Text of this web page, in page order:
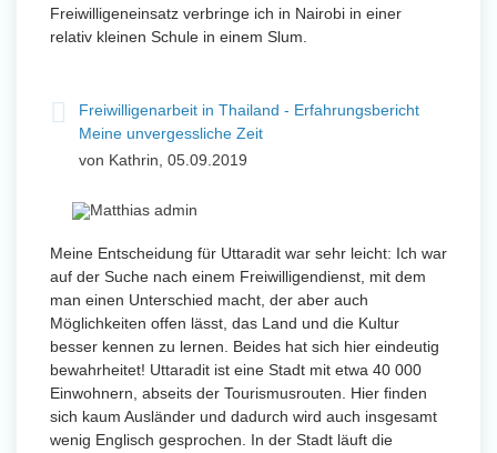
Freiwilligeneinsatz verbringe ich in Nairobi in einer
relativ kleinen Schule in einem Slum.
Freiwilligenarbeit in Thailand - Erfahrungsbericht
Meine unvergessliche Zeit
von Kathrin, 05.09.2019
Meine Entscheidung für Uttaradit war sehr leicht: Ich war
auf der Suche nach einem Freiwilligendienst, mit dem
man einen Unterschied macht, der aber auch
Möglichkeiten offen lässt, das Land und die Kultur
besser kennen zu lernen. Beides hat sich hier eindeutig
bewahrheitet! Uttaradit ist eine Stadt mit etwa 40 000
Einwohnern, abseits der Tourismusrouten. Hier finden
sich kaum Ausländer und dadurch wird auch insgesamt
wenig Englisch gesprochen. In der Stadt läuft die